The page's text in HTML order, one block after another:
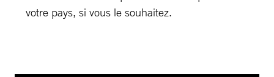
votre pays, si vous le souhaitez.